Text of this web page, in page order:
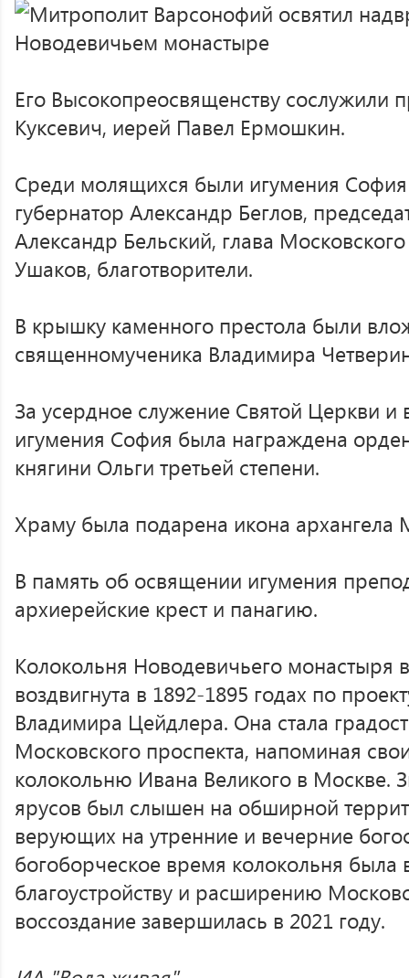
Его Высокопреосвященству сослужили
Куксевич, иерей Павел Ермошкин.
Среди молящихся были игумения
губернатор Александр Беглов,
Александр Бельский, глава
Ушаков, благотворители.
В крышку каменного престола были
священномученика Владимира
За усердное служение Святой Церкви и
игумения София была награждена
княгини Ольги третьей степени.
Храму была подарена икона архангела
В память об освящении игумения
архиерейские крест и панагию.
Колокольня Новодевичьего монастыря
воздвигнута в 1892-1895 годах по
Владимира Цейдлера. Она стала
Московского проспекта, напоминая
колокольню Ивана Великого в Москве.
ярусов был слышен на обширной
верующих на утренние и вечерние
богоборческое время колокольня была
благоустройству и расширению
воссоздание завершилась в 2021 году.